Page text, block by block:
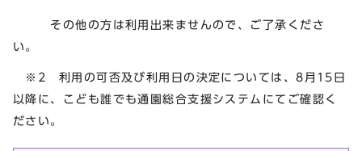
その他の方は利用出来ませんので、ご了承くださ
い。
※2 利用の可否及び利用日の決定については、8月15日
以降に、こども誰でも通園総合支援システムにてご確認く
ださい。